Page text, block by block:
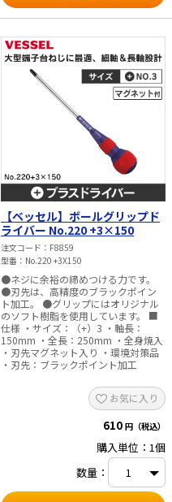
【ベッセル】ボールグリップド
ライバー No.220 +3×150
注文コード
F8859
型番
No.220 +3X150
●ネジに余裕の締めつける力です。
●刃先は、高精度のブラックポイン
ト加工。 ●グリップにはオリジナル
のソフト樹脂を使用しています。 ■
仕様 ・サイズ：（+）3 ・軸長：
150mm ・全長：250mm ・全身焼入
・刃先マグネット入り ・環境対策品
・刃先：ブラックポイント加工
お気に入り
610 円（税込）
購入単位：1個
数量：